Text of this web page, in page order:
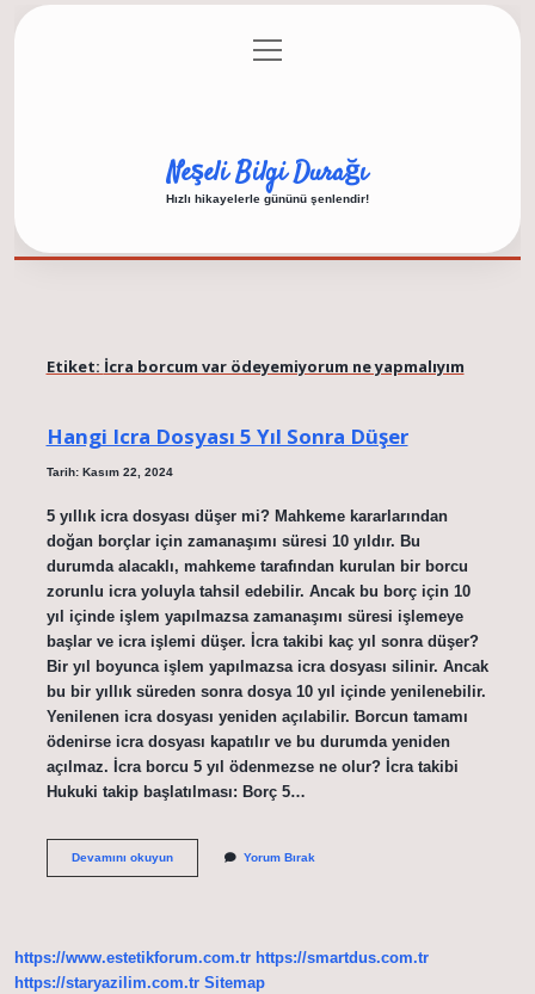
Gizlilik Politikası
menüyü
aç
Neşeli Bilgi Durağı
Hızlı hikayelerle gününü şenlendir!
Etiket: İcra borcum var ödeyemiyorum ne yapmalıyım
Hangi Icra Dosyası 5 Yıl Sonra Düşer
Tarih: Kasım 22, 2024
5 yıllık icra dosyası düşer mi? Mahkeme kararlarından
doğan borçlar için zamanaşımı süresi 10 yıldır. Bu
durumda alacaklı, mahkeme tarafından kurulan bir borcu
zorunlu icra yoluyla tahsil edebilir. Ancak bu borç için 10
yıl içinde işlem yapılmazsa zamanaşımı süresi işlemeye
başlar ve icra işlemi düşer. İcra takibi kaç yıl sonra düşer?
Bir yıl boyunca işlem yapılmazsa icra dosyası silinir. Ancak
bu bir yıllık süreden sonra dosya 10 yıl içinde yenilenebilir.
Yenilenen icra dosyası yeniden açılabilir. Borcun tamamı
ödenirse icra dosyası kapatılır ve bu durumda yeniden
açılmaz. İcra borcu 5 yıl ödenmezse ne olur? İcra takibi
Hukuki takip başlatılması: Borç 5…
Devamını okuyunHangi
Düşer
Yorum Bırak
https://www.estetikforum.com.tr https://smartdus.com.tr
https://staryazilim.com.tr Sitemap